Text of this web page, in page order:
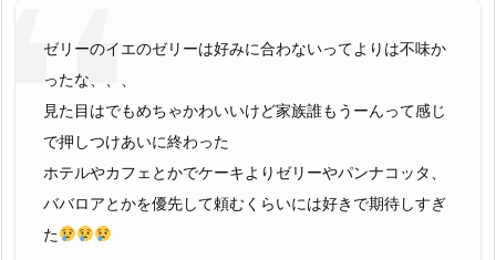
ゼリーのイエのゼリーは好みに合わないってよりは不味か
ったな、、、
見た目はでもめちゃかわいいけど家族誰もうーんって感じ
で押しつけあいに終わった
ホテルやカフェとかでケーキよりゼリーやパンナコッタ、
ババロアとかを優先して頼むくらいには好きで期待しすぎ
た